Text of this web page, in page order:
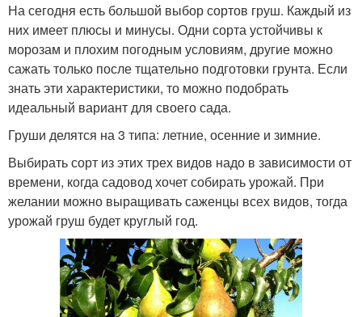
На сегодня есть большой выбор сортов груш. Каждый из
них имеет плюсы и минусы. Одни сорта устойчивы к
морозам и плохим погодным условиям, другие можно
сажать только после тщательно подготовки грунта. Если
знать эти характеристики, то можно подобрать
идеальный вариант для своего сада.
Груши делятся на 3 типа: летние, осенние и зимние.
Выбирать сорт из этих трех видов надо в зависимости от
времени, когда садовод хочет собирать урожай. При
желании можно выращивать саженцы всех видов, тогда
урожай груш будет круглый год.